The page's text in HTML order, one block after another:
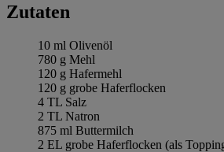
Zutaten
10 ml Olivenöl
780 g Mehl
120 g Hafermehl
120 g grobe Haferflocken
4 TL Salz
2 TL Natron
875 ml Buttermilch
2 EL grobe Haferflocken (als